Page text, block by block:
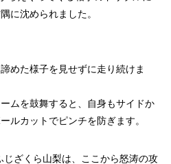
に沈められました。
めた様子を見せずに走り続けま
ムを鼓舞すると、自身もサイドか
ルカットでピンチを防ぎます。
ざくら山梨は、ここから怒涛の攻